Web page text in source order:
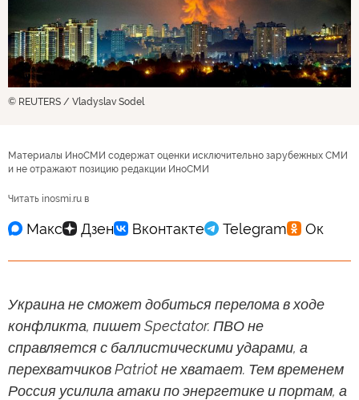
© REUTERS / Vladyslav Sodel
Материалы ИноСМИ содержат оценки исключительно зарубежных СМИ
и не отражают позицию редакции ИноСМИ
Читать inosmi.ru в
Украина не сможет добиться перелома в ходе
конфликта, пишет Spectator. ПВО не
справляется с баллистическими ударами, а
перехватчиков Patriot не хватает. Тем временем
Россия усилила атаки по энергетике и портам, а